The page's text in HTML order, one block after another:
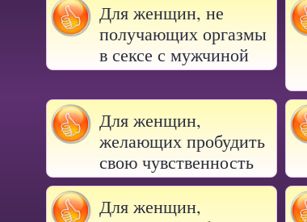
Для женщин, не
получающих оргазмы
в сексе с мужчиной
Для женщин,
желающих пробудить
свою чувственность
Для женщин,